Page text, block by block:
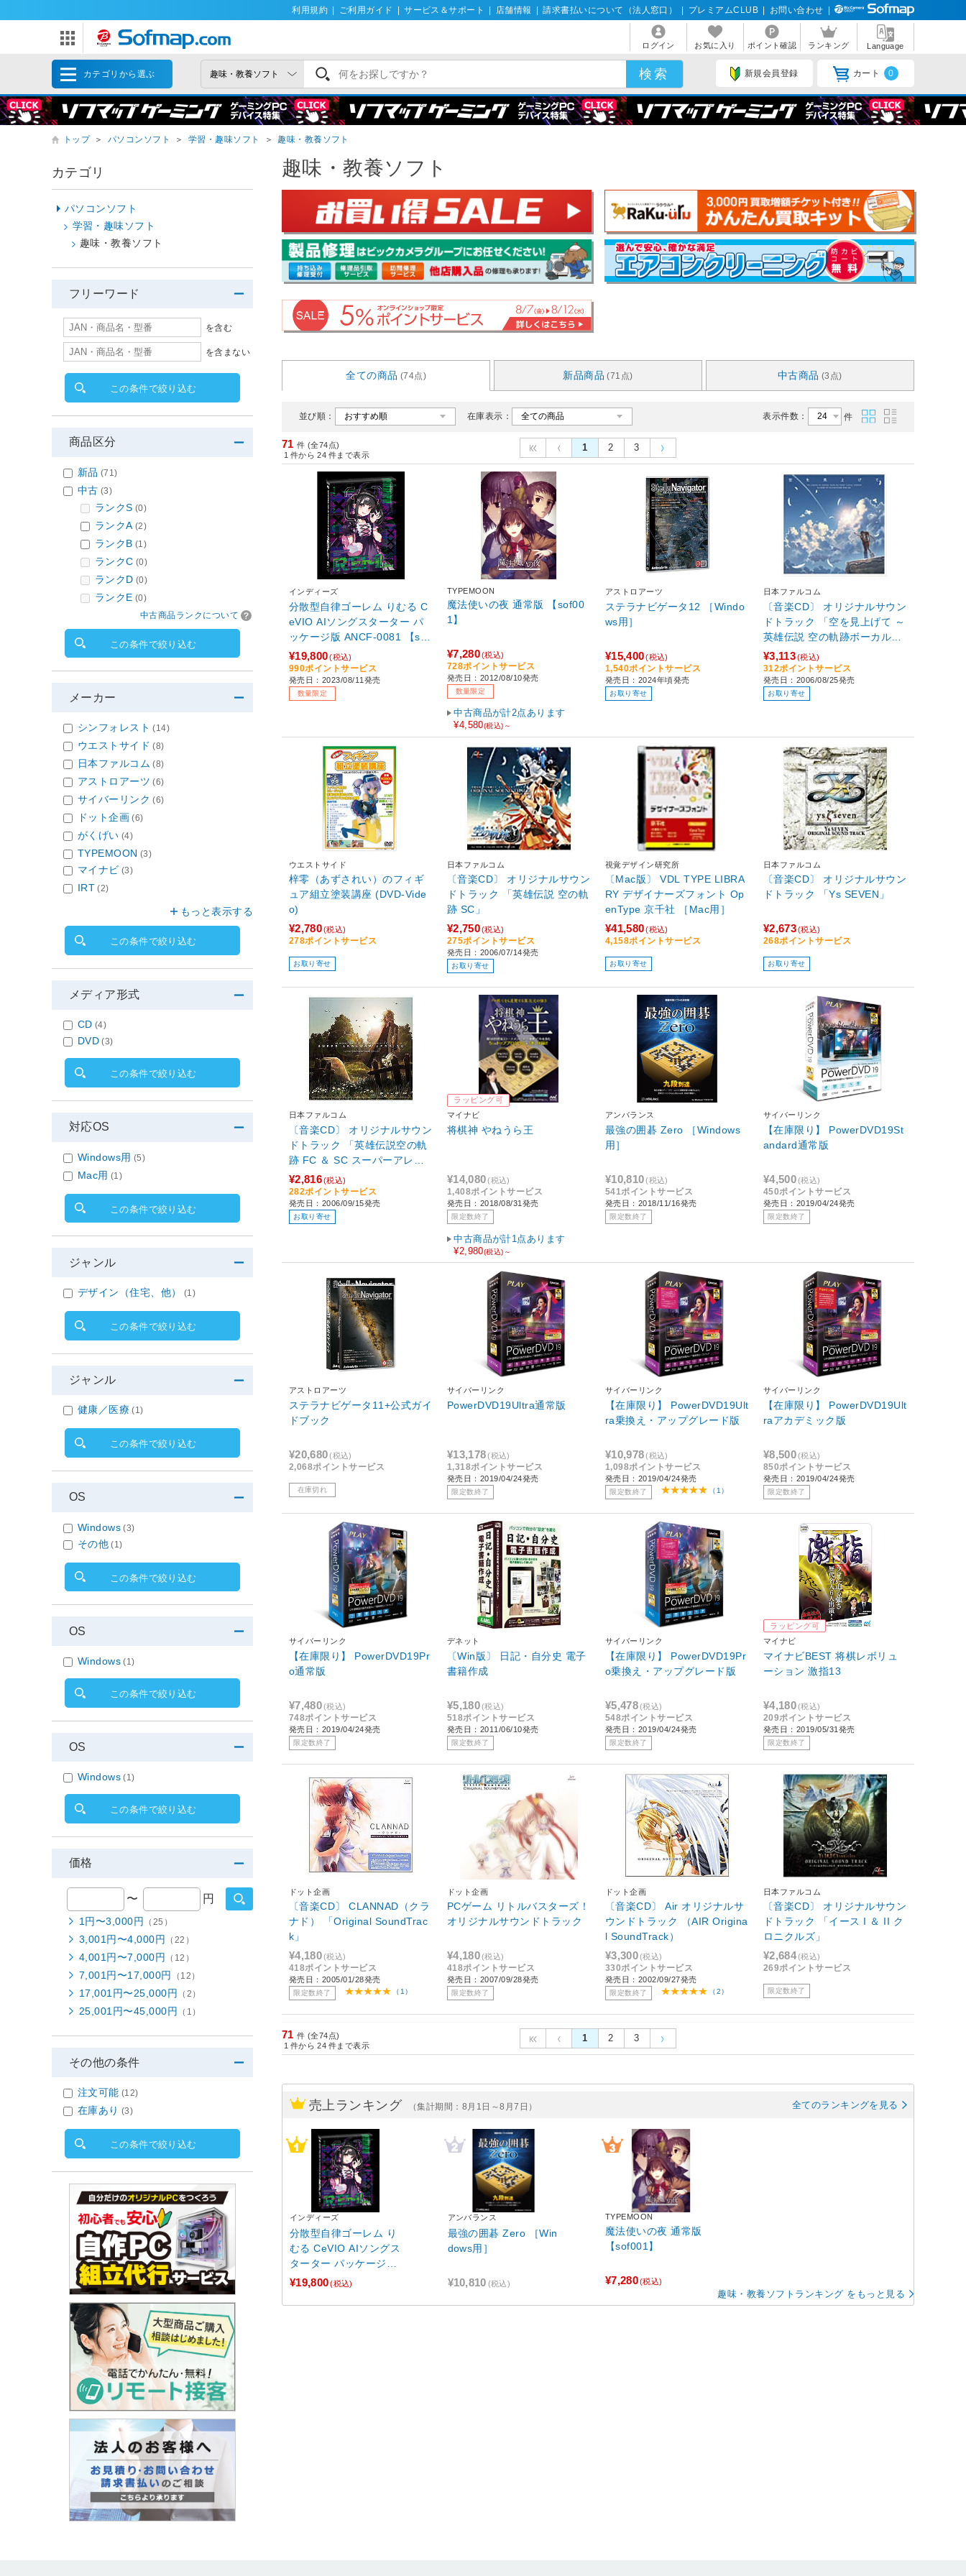
利用規約 ご利用ガイド サービス＆サポート 店舗情報 請求書払いについて（法人窓口） プレミアムCLUB お問い合わせ
ログイン お気に入り ポイント確認 ランキング Language
カテゴリから選ぶ 新規会員登録 カート 0
トップ ＞ パソコンソフト ＞ 学習・趣味ソフト ＞ 趣味・教養ソフト
趣味・教養ソフト
全ての商品 (74点) 新品商品 (71点) 中古商品 (3点)
並び順： 在庫表示： 表示件数： 件
71 件 (全74点)
1 件から 24 件まで表示
1 2 3
インディーズ
分散型自律ゴーレム りむる C
eVIO AIソングスターター パ
ッケージ版 ANCF-0081 【sof
001】
¥19,800(税込)
990ポイントサービス
発売日：2023/08/11発売
数量限定
TYPEMOON
魔法使いの夜 通常版 【sof00
1】
¥7,280(税込)
728ポイントサービス
発売日：2012/08/10発売
数量限定
中古商品が計2点あります
¥4,580(税込)～
アストロアーツ
ステラナビゲータ12 ［Windo
ws用］
¥15,400(税込)
1,540ポイントサービス
発売日：2024年頃発売
お取り寄せ
日本ファルコム
〔音楽CD〕 オリジナルサウン
ドトラック 「空を見上げて ～
英雄伝説 空の軌跡ボーカルバ
ージョン～ 」
¥3,113(税込)
312ポイントサービス
発売日：2006/08/25発売
お取り寄せ
ウエストサイド
梓零（あずされい）のフィギ
ュア組立塗装講座 (DVD-Vide
o)
¥2,780(税込)
278ポイントサービス
お取り寄せ
日本ファルコム
〔音楽CD〕 オリジナルサウン
ドトラック 「英雄伝説 空の軌
跡 SC」
¥2,750(税込)
275ポイントサービス
発売日：2006/07/14発売
お取り寄せ
視覚デザイン研究所
〔Mac版〕 VDL TYPE LIBRA
RY デザイナーズフォント Op
enType 京千社 ［Mac用］
¥41,580(税込)
4,158ポイントサービス
お取り寄せ
日本ファルコム
〔音楽CD〕 オリジナルサウン
ドトラック 「Ys SEVEN」
¥2,673(税込)
268ポイントサービス
お取り寄せ
日本ファルコム
〔音楽CD〕 オリジナルサウン
ドトラック 「英雄伝説空の軌
跡 FC ＆ SC スーパーアレン
ジバージョン ～Disc 1 ＋ 2 リ
アルCD ＆ デジタルブックレ
ット付～」
¥2,816(税込)
282ポイントサービス
発売日：2006/09/15発売
お取り寄せ
ラッピング可
マイナビ
将棋神 やねうら王
¥14,080(税込)
1,408ポイントサービス
発売日：2018/08/31発売
限定数終了
中古商品が計1点あります
¥2,980(税込)～
アンバランス
最強の囲碁 Zero ［Windows
用］
¥10,810(税込)
541ポイントサービス
発売日：2018/11/16発売
限定数終了
サイバーリンク
【在庫限り】 PowerDVD19St
andard通常版
¥4,500(税込)
450ポイントサービス
発売日：2019/04/24発売
限定数終了
アストロアーツ
ステラナビゲータ11+公式ガイ
ドブック
¥20,680(税込)
2,068ポイントサービス
在庫切れ
サイバーリンク
PowerDVD19Ultra通常版
¥13,178(税込)
1,318ポイントサービス
発売日：2019/04/24発売
限定数終了
サイバーリンク
【在庫限り】 PowerDVD19Ult
ra乗換え・アップグレード版
¥10,978(税込)
1,098ポイントサービス
発売日：2019/04/24発売
限定数終了 （1）
サイバーリンク
【在庫限り】 PowerDVD19Ult
raアカデミック版
¥8,500(税込)
850ポイントサービス
発売日：2019/04/24発売
限定数終了
サイバーリンク
【在庫限り】 PowerDVD19Pr
o通常版
¥7,480(税込)
748ポイントサービス
発売日：2019/04/24発売
限定数終了
デネット
〔Win版〕 日記・自分史 電子
書籍作成
¥5,180(税込)
518ポイントサービス
発売日：2011/06/10発売
限定数終了
サイバーリンク
【在庫限り】 PowerDVD19Pr
o乗換え・アップグレード版
¥5,478(税込)
548ポイントサービス
発売日：2019/04/24発売
限定数終了
ラッピング可
マイナビ
マイナビBEST 将棋レボリュ
ーション 激指13
¥4,180(税込)
209ポイントサービス
発売日：2019/05/31発売
限定数終了
ドット企画
〔音楽CD〕 CLANNAD（クラ
ナド） 「Original SoundTrac
k」
¥4,180(税込)
418ポイントサービス
発売日：2005/01/28発売
限定数終了 （1）
ドット企画
PCゲーム リトルバスターズ！
オリジナルサウンドトラック
¥4,180(税込)
418ポイントサービス
発売日：2007/09/28発売
限定数終了
ドット企画
〔音楽CD〕 Air オリジナルサ
ウンドトラック （AIR Origina
l SoundTrack）
¥3,300(税込)
330ポイントサービス
発売日：2002/09/27発売
限定数終了 （2）
日本ファルコム
〔音楽CD〕 オリジナルサウン
ドトラック 「イース I ＆ II ク
ロニクルズ」
¥2,684(税込)
269ポイントサービス
限定数終了
71 件 (全74点)
1 件から 24 件まで表示
1 2 3
売上ランキング （集計期間：8月1日～8月7日） 全てのランキングを見る
インディーズ
分散型自律ゴーレム り
むる CeVIO AIソングス
ターター パッケージ版
ANCF-0081 【sof00
¥19,800(税込)
アンバランス
最強の囲碁 Zero ［Win
dows用］
¥10,810 (税込)
TYPEMOON
魔法使いの夜 通常版
【sof001】
¥7,280(税込)
趣味・教養ソフトランキング をもっと見る
カテゴリ
パソコンソフト
学習・趣味ソフト
趣味・教養ソフト
フリーワード
を含む
を含まない
この条件で絞り込む
商品区分
新品 (71)
中古 (3)
ランクS (0)
ランクA (2)
ランクB (1)
ランクC (0)
ランクD (0)
ランクE (0)
中古商品ランクについて
この条件で絞り込む
メーカー
シンフォレスト (14)
ウエストサイド (8)
日本ファルコム (8)
アストロアーツ (6)
サイバーリンク (6)
ドット企画 (6)
がくげい (4)
TYPEMOON (3)
マイナビ (3)
IRT (2)
もっと表示する
この条件で絞り込む
メディア形式
CD (4)
DVD (3)
この条件で絞り込む
対応OS
Windows用 (5)
Mac用 (1)
この条件で絞り込む
ジャンル
デザイン（住宅、他） (1)
この条件で絞り込む
ジャンル
健康／医療 (1)
この条件で絞り込む
OS
Windows (3)
その他 (1)
この条件で絞り込む
OS
Windows (1)
この条件で絞り込む
OS
Windows (1)
この条件で絞り込む
価格
〜 円
1円〜3,000円 （25）
3,001円〜4,000円 （22）
4,001円〜7,000円 （12）
7,001円〜17,000円 （12）
17,001円〜25,000円 （2）
25,001円〜45,000円 （1）
その他の条件
注文可能 (12)
在庫あり (3)
この条件で絞り込む